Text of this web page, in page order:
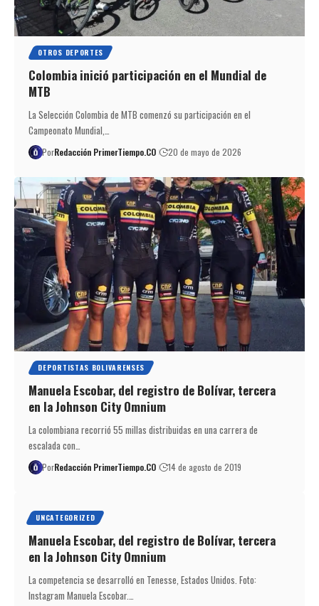
OTROS DEPORTES
Colombia inició participación en el Mundial de
MTB
La Selección Colombia de MTB comenzó su participación en el
Campeonato Mundial,…
PorRedacción PrimerTiempo.CO 20 de mayo de 2026
DEPORTISTAS BOLIVARENSES
Manuela Escobar, del registro de Bolívar, tercera
en la Johnson City Omnium
La colombiana recorrió 55 millas distribuidas en una carrera de
escalada con…
PorRedacción PrimerTiempo.CO 14 de agosto de 2019
UNCATEGORIZED
Manuela Escobar, del registro de Bolívar, tercera
en la Johnson City Omnium
La competencia se desarrolló en Tenesse, Estados Unidos. Foto:
Instagram Manuela Escobar.…